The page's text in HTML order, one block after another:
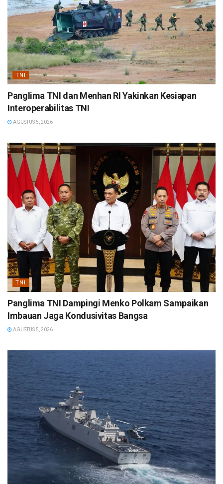
TNI
Panglima TNI dan Menhan RI Yakinkan Kesiapan
Interoperabilitas TNI
AGUSTUS 5, 2026
TNI
Panglima TNI Dampingi Menko Polkam Sampaikan
Imbauan Jaga Kondusivitas Bangsa
AGUSTUS 5, 2026